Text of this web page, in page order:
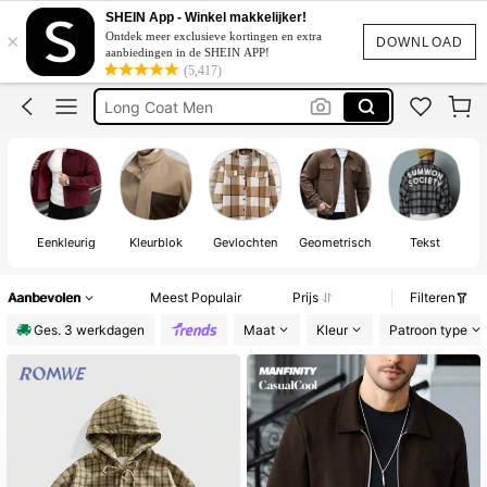
DOWNLOAD
×
SHEIN App - Winkel makkelijker!
Ontdek meer exclusieve kortingen en extra
aanbiedingen in de SHEIN APP!
(5,417)
Jacket
Jas
Long Coat Men
Geruite Jas
Jacket
Eenkleurig Kleurblok Gevlochten Geometrisch
Tekst
Aanbevolen Meest Populair Prijs
Filteren
Ges. 3 werkdagen
Maat Kleur Patroon type